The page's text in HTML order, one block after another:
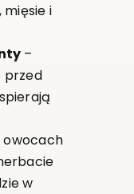
i
–
przed
owocach
w